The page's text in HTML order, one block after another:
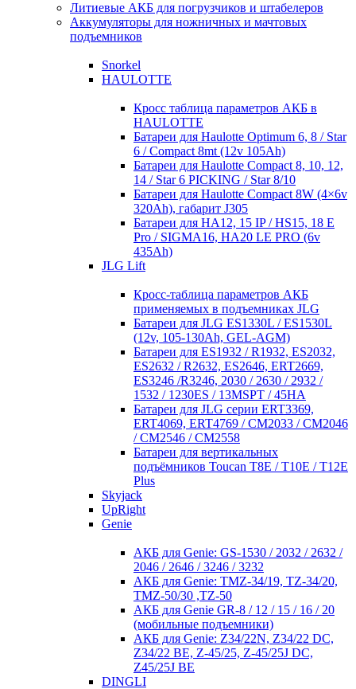
Литиевые АКБ для погрузчиков и штабелеров
Аккумуляторы для ножничных и мачтовых
подъемников
Snorkel
HAULOTTE
Кросc таблица параметров АКБ в
HAULOTTE
Батареи для Haulotte Optimum 6, 8 / Star
6 / Compact 8mt (12v 105Ah)
Батареи для Haulotte Compact 8, 10, 12,
14 / Star 6 PICKING / Star 8/10
Батареи для Haulotte Compact 8W (4×6v
320Ah), габарит J305
Батареи для HA12, 15 IP / HS15, 18 E
Pro / SIGMA16, HA20 LE PRO (6v
435Ah)
JLG Lift
Кросc-таблица параметров АКБ
применяемых в подъемниках JLG
Батареи для JLG ES1330L / ES1530L
(12v, 105-130Ah, GEL-AGM)
Батареи для ES1932 / R1932, ES2032,
ES2632 / R2632, ES2646, ERT2669,
ES3246 /R3246, 2030 / 2630 / 2932 /
1532 / 1230ES / 13MSPT / 45HA
Батареи для JLG серии ERT3369,
ERT4069, ERT4769 / CM2033 / CM2046
/ CM2546 / CM2558
Батареи для вертикальных
подъёмников Toucan T8E / T10E / T12E
Plus
Skyjack
UpRight
Genie
АКБ для Genie: GS-1530 / 2032 / 2632 /
2046 / 2646 / 3246 / 3232
АКБ для Genie: TMZ-34/19, TZ-34/20,
TMZ-50/30 ,TZ-50
АКБ для Genie GR-8 / 12 / 15 / 16 / 20
(мобильные подъемники)
АКБ для Genie: Z34/22N, Z34/22 DC,
Z34/22 BE, Z-45/25, Z-45/25J DC,
Z45/25J BE
DINGLI